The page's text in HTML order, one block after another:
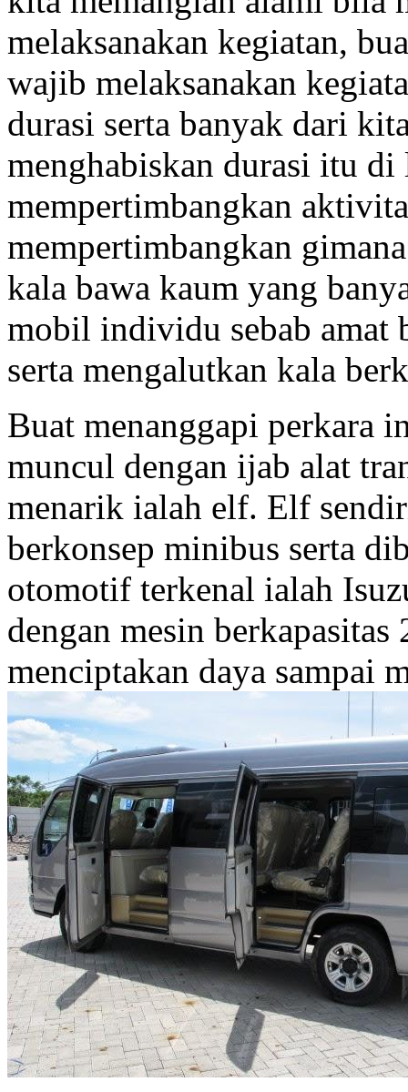
melaksanakan kegiatan,
wajib melaksanakan
durasi serta banyak dari
menghabiskan durasi itu di
mempertimbangkan
mempertimbangkan
kala bawa kaum yang
mobil individu sebab amat
serta mengalutkan kala
Buat menanggapi perkara
muncul dengan ijab alat
menarik ialah elf. Elf
berkonsep minibus serta
otomotif terkenal ialah
dengan mesin
menciptakan daya sampai